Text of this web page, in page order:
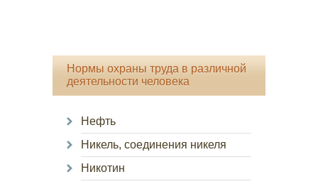
Нормы охраны труда в различной
деятельности человека
Нефть
Никель, соединения никеля
Никотин